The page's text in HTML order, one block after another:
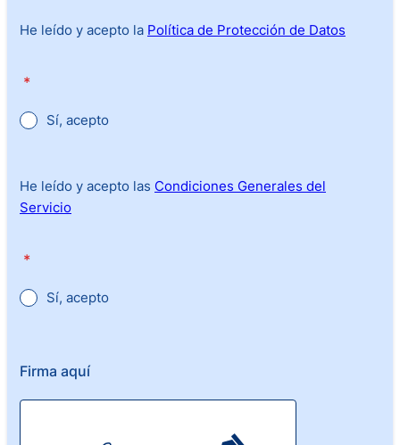
He leído y acepto la Política de Protección de Datos
*
Sí, acepto
He leído y acepto las Condiciones Generales del
Servicio
*
Sí, acepto
Firma aquí